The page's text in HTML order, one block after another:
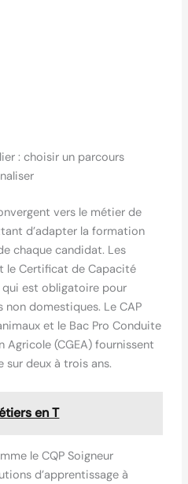
: choisir un parcours
vers le métier de
d’adapter la formation
chaque candidat. Les
le Certificat de Capacité
qui est obligatoire pour
domestiques. Le CAP
et le Bac Pro Conduite
Agricole (CGEA) fournissent
sur deux à trois ans.
en T
le CQP Soigneur
d’apprentissage à